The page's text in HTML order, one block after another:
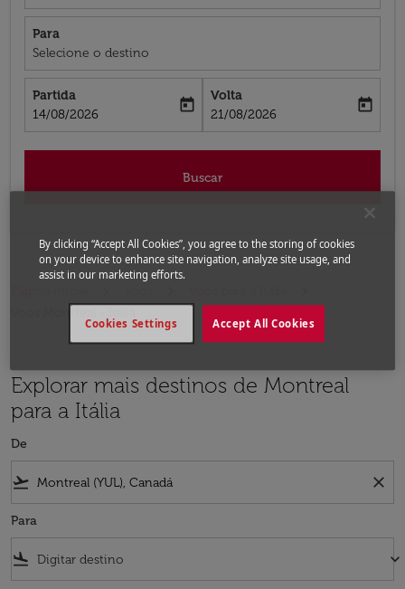
Para
Selecione o destino
Partida
fc-booking-departure-date-aria-label
14/08/2026
today
Volta
fc-booking-return-date-aria-label
21/08/2026
today
Buscar
Explorar mais destinos de Montreal
para a Itália
De
flight_takeoff close
Para
flight_land keyboard_arrow_down
By clicking “Accept All Cookies”, you agree to the storing of cookies
on your device to enhance site navigation, analyze site usage, and
assist in our marketing efforts.
Accept All Cookies
Cookies Settings